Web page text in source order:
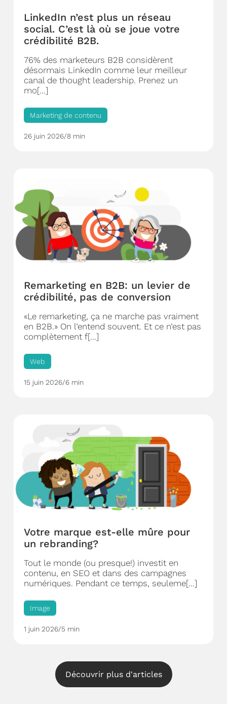
LinkedIn n’est plus un réseau
social. C’est là où se joue votre
crédibilité B2B.
76% des marketeurs B2B considèrent
désormais LinkedIn comme leur meilleur
canal de thought leadership. Prenez un
mo[...]
Marketing de contenu
26 juin 2026/8 min
Remarketing en B2B: un levier de
crédibilité, pas de conversion
«Le remarketing, ça ne marche pas vraiment
en B2B.» On l’entend souvent. Et ce n’est pas
complètement f[...]
Web
15 juin 2026/6 min
Votre marque est-elle mûre pour
un rebranding?
Tout le monde (ou presque!) investit en
contenu, en SEO et dans des campagnes
numériques. Pendant ce temps, seuleme[...]
Image
1 juin 2026/5 min
Découvrir plus d'articles